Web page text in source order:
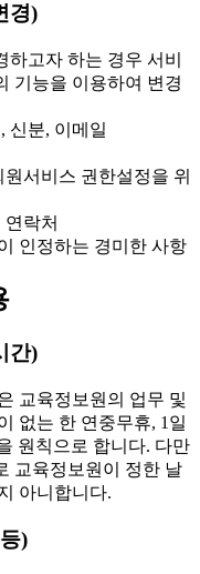
경)
고자 하는 경우 서비
기능을 이용하여 변경
신분, 이메일
서비스 권한설정을 위
락처
인정하는 경미한 사항
간)
교육정보원의 업무 및
없는 한 연중무휴, 1일
원칙으로 합니다. 다만
교육정보원이 정한 날
아니합니다.
)